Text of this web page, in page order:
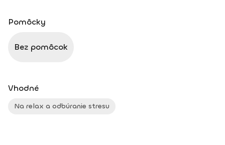
Pomôcky
Bez pomôcok
Vhodné
Na relax a odbúranie stresu